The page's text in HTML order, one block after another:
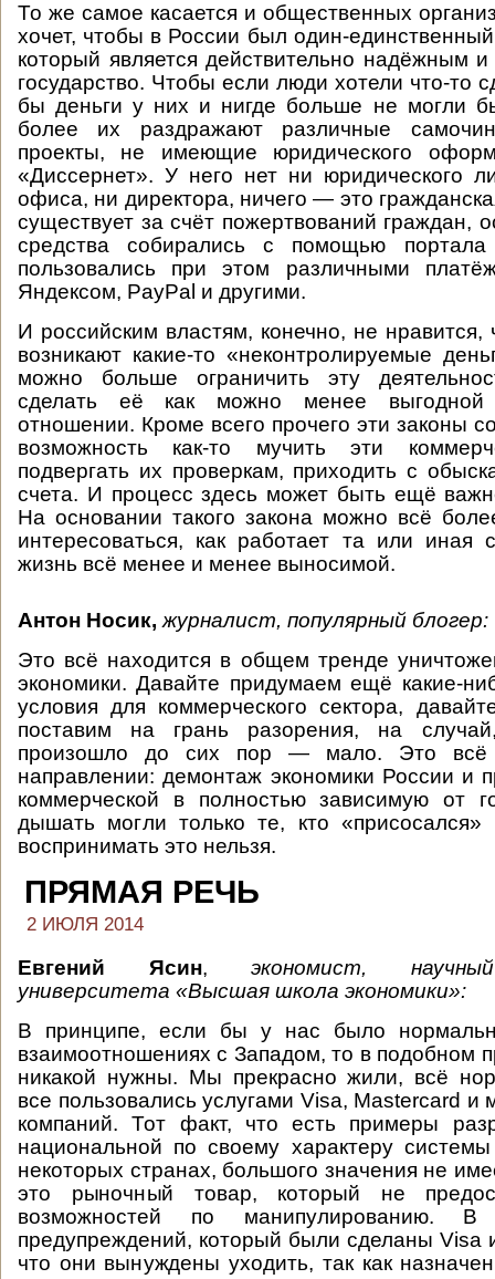
То же самое касается и общественных
хочет, чтобы в России был один-единственный
который является действительно надёжным
государство. Чтобы если люди хотели что-то
бы деньги у них и нигде больше не могли
более их раздражают различные
проекты, не имеющие юридического
«Диссернет». У него нет ни юридического
офиса, ни директора, ничего — это
существует за счёт пожертвований граждан,
средства собирались с помощью
пользовались при этом различными
Яндексом, PayPal и другими.
И российским властям, конечно, не нравится,
возникают какие-то «неконтролируемые
можно больше ограничить эту
сделать её как можно менее выгодной
отношении. Кроме всего прочего эти законы
возможность как-то мучить эти
подвергать их проверкам, приходить с
счета. И процесс здесь может быть ещё
На основании такого закона можно всё
интересоваться, как работает та или иная
жизнь всё менее и менее выносимой.
Антон Носик, журналист, популярный блогер:
Это всё находится в общем тренде
экономики. Давайте придумаем ещё какие-
условия для коммерческого сектора,
поставим на грань разорения, на
произошло до сих пор — мало. Это всё
направлении: демонтаж экономики России и
коммерческой в полностью зависимую от
дышать могли только те, кто
воспринимать это нельзя.
ПРЯМАЯ РЕЧЬ
2 ИЮЛЯ 2014
Евгений Ясин,экономист,
университета «Высшая школа экономики»:
В принципе, если бы у нас было
взаимоотношениях с Западом, то в подобном
никакой нужны. Мы прекрасно жили, всё
все пользовались услугами Visa, Mastercard и
компаний. Тот факт, что есть примеры
национальной по своему характеру
некоторых странах, большого значения не
это рыночный товар, который не
возможностей по манипулированию.
предупреждений, который были сделаны Visa
что они вынуждены уходить, так как